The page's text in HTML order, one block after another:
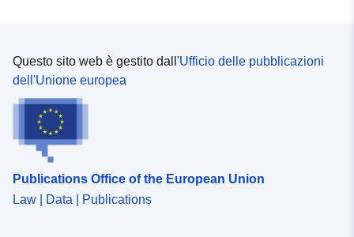
Questo sito web è gestito dall'Ufficio delle pubblicazioni
dell'Unione europea
Publications Office of the European Union
Law | Data | Publications